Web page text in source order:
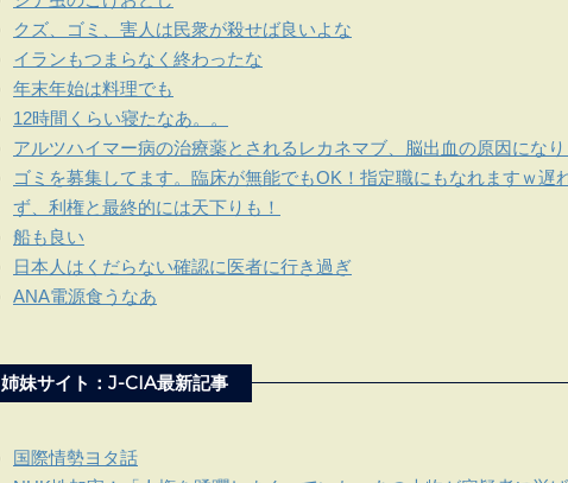
クズ、ゴミ、害人は民衆が殺せば良いよな
イランもつまらなく終わったな
年末年始は料理でも
12時間くらい寝たなあ。。
アルツハイマー病の治療薬とされるレカネマブ、脳出血の原因になり
ゴミを募集してます。臨床が無能でもOK！指定職にもなれますｗ遅
ず、利権と最終的には天下りも！
船も良い
日本人はくだらない確認に医者に行き過ぎ
ANA電源食うなあ
姉妹サイト：J-CIA最新記事
国際情勢ヨタ話